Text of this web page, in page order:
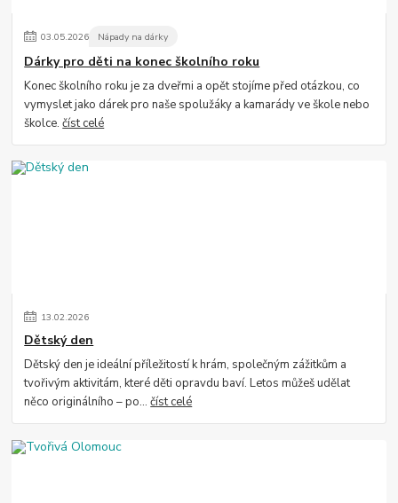
03.05.2026 Nápady na dárky
Dárky pro děti na konec školního roku
Konec školního roku je za dveřmi a opět stojíme před otázkou, co
vymyslet jako dárek pro naše spolužáky a kamarády ve škole nebo
školce.číst celé
13.02.2026
Dětský den
Dětský den je ideální příležitostí k hrám, společným zážitkům a
tvořivým aktivitám, které děti opravdu baví. Letos můžeš udělat
něco originálního – po...číst celé